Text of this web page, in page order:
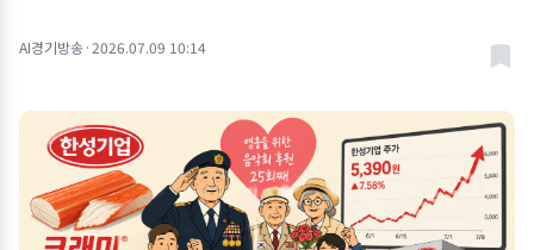
AI경기방송·2026.07.09 10:14